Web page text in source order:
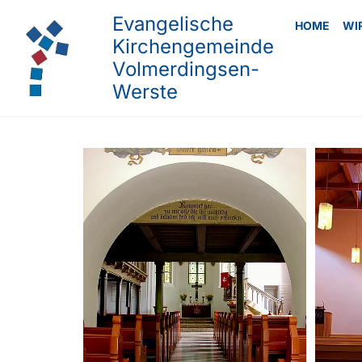
Evangelische
Kirchengemeinde
Volmerdingsen-
Werste
HOME